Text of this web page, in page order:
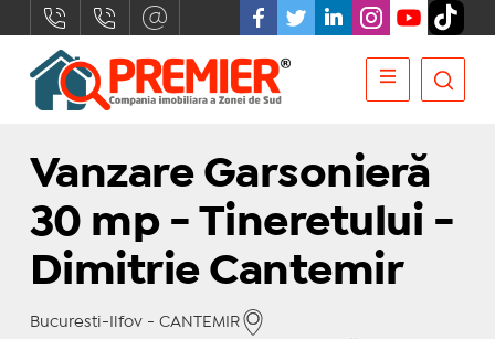
Vanzare Garsonieră
30 mp - Tineretului -
Dimitrie Cantemir
Bucuresti-Ilfov - CANTEMIR